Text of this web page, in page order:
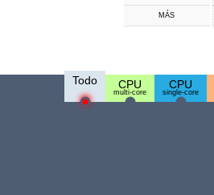
MÁS
Todo CPU
multi-core
CPU
single-core